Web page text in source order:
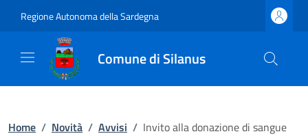
Regione Autonoma della Sardegna
Comune di Silanus
Home / Novità / Avvisi / Invito alla donazione di sangue